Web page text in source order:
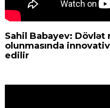
Sahil Babayev:
olunmasında
edilir